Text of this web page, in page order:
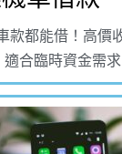
款都能借！高價
適合臨時資金需求